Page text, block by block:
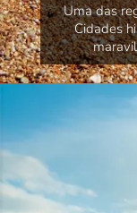
Uma das
Cidades